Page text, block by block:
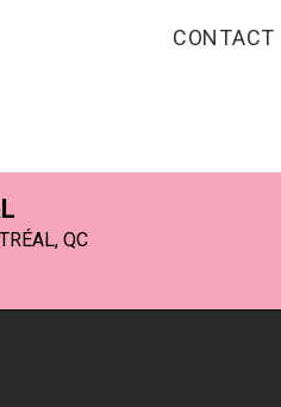
CONTACT
QC